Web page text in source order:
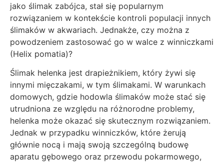
jako ślimak zabójca, stał się popularnym
rozwiązaniem w kontekście kontroli populacji innych
ślimaków w akwariach. Jednakże, czy można z
powodzeniem zastosować go w walce z winniczkami
(Helix pomatia)?
Ślimak helenka jest drapieżnikiem, który żywi się
innymi mięczakami, w tym ślimakami. W warunkach
domowych, gdzie hodowla ślimaków może stać się
utrudniona ze względu na różnorodne problemy,
helenka może okazać się skutecznym rozwiązaniem.
Jednak w przypadku winniczków, które żerują
głównie nocą i mają swoją szczególną budowę
aparatu gębowego oraz przewodu pokarmowego,